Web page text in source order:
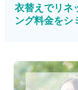
衣替えでリネ
ング料金をシ